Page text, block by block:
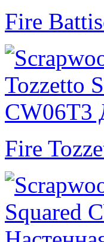
Fire
Fire